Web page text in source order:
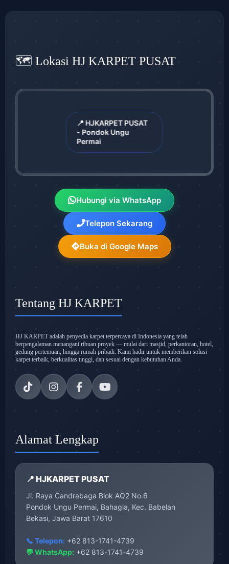
🗺️ Lokasi HJ KARPET PUSAT
📍 HJKARPET PUSAT
- Pondok Ungu
Permai
Hubungi via WhatsApp
Telepon Sekarang
Buka di Google Maps
Tentang HJ KARPET
HJ KARPET adalah penyedia karpet terpercaya di Indonesia yang telah
berpengalaman menangani ribuan proyek — mulai dari masjid, perkantoran, hotel,
gedung pertemuan, hingga rumah pribadi. Kami hadir untuk memberikan solusi
karpet terbaik, berkualitas tinggi, dan sesuai dengan kebutuhan Anda.
Alamat Lengkap
📍 HJKARPET PUSAT
Jl. Raya Candrabaga Blok AQ2 No.6
Pondok Ungu Permai, Bahagia, Kec. Babelan
Bekasi, Jawa Barat 17610
📞 Telepon: +62 813-1741-4739
💬 WhatsApp: +62 813-1741-4739